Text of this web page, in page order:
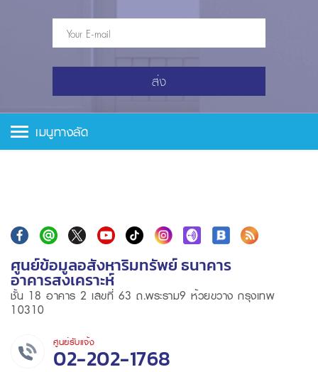
ส่ง
เมนูทางลัด
ศูนย์ข้อมูลอสังหาริมทรัพย์ ธนาคาร
อาคารสงเคราะห์
ชั้น 18 อาคาร 2 เลขที่ 63 ถ.พระราม9 ห้วยขวาง กรุงเทพ
10310
ศูนย์รับแจ้ง
02-202-1768